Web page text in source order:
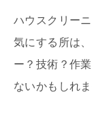
ハウスクリー
気にする所は
ー？技術？作
ないかもしれま